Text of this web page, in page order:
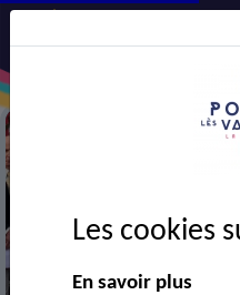
Les cookies
En savoir plus